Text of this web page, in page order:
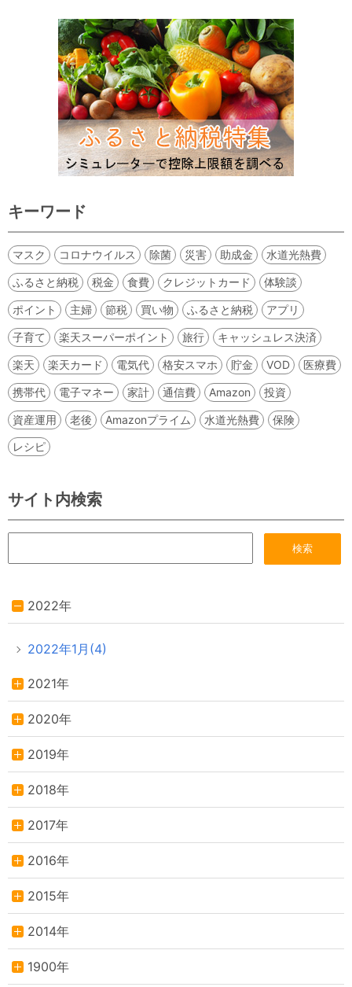
キーワード
マスク コロナウイルス 除菌 災害 助成金 水道光熱費
ふるさと納税 税金 食費 クレジットカード 体験談
ポイント 主婦 節税 買い物 ふるさと納税 アプリ
子育て 楽天スーパーポイント 旅行 キャッシュレス決済
楽天 楽天カード 電気代 格安スマホ 貯金 VOD 医療費
携帯代 電子マネー 家計 通信費 Amazon 投資
資産運用 老後 Amazonプライム 水道光熱費
保険
レシピ
サイト内検索
2022年
2022年1月(4)
2021年
2020年
2019年
2018年
2017年
2016年
2015年
2014年
1900年